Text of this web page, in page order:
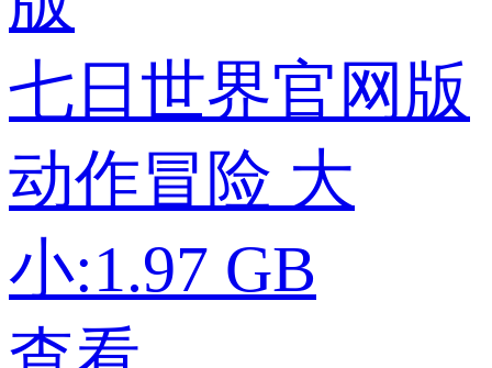
七日世界官网版
动作冒险 大
小:1.97 GB